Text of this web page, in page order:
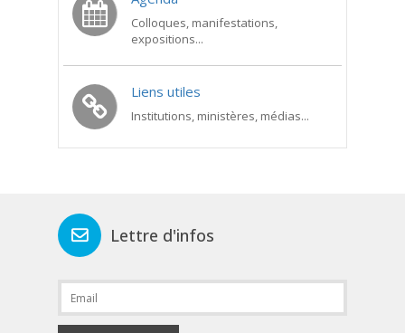
Colloques, manifestations,
expositions...
Liens utiles
Institutions, ministères, médias...
Lettre d'infos